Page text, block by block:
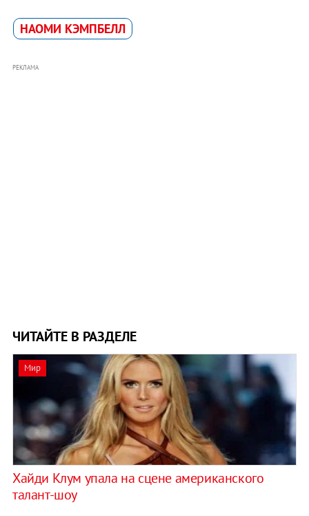
НАОМИ КЭМПБЕЛЛ
РЕКЛАМА
ЧИТАЙТЕ В РАЗДЕЛЕ
Мир
Хайди Клум упала на сцене американского
талант-шоу